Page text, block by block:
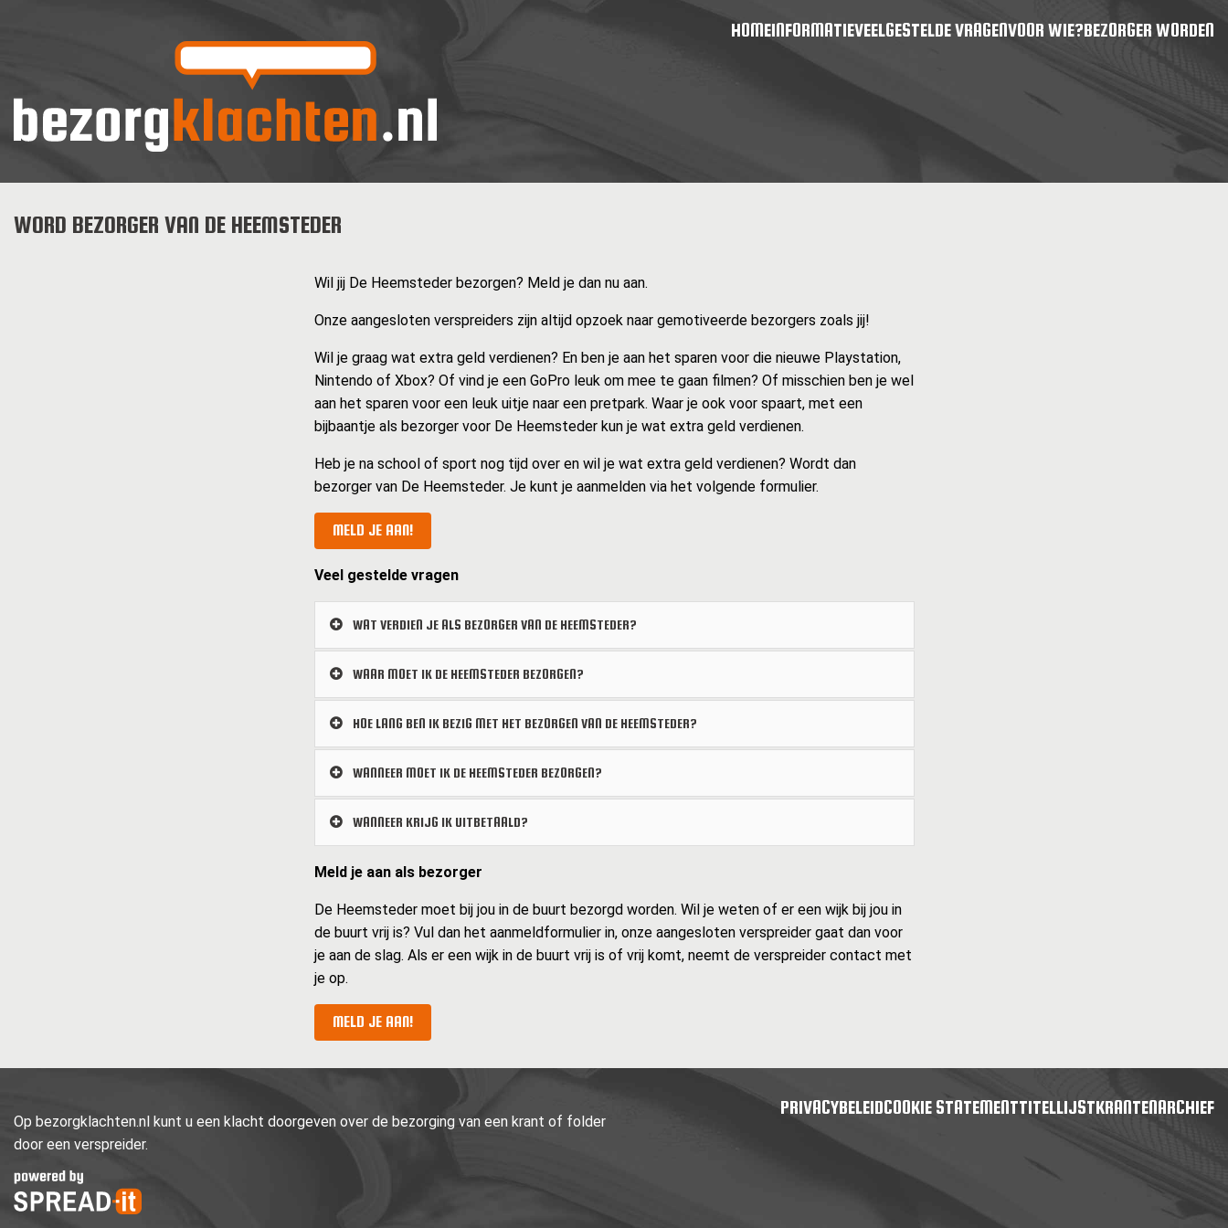
HOMEINFORMATIEVEELGESTELDE VRAGENVOOR WIE?BEZORGER WORDEN
WORD BEZORGER VAN DE HEEMSTEDER
Wil jij De Heemsteder bezorgen? Meld je dan nu aan.
Onze aangesloten verspreiders zijn altijd opzoek naar gemotiveerde bezorgers zoals jij!
Wil je graag wat extra geld verdienen? En ben je aan het sparen voor die nieuwe Playstation,
Nintendo of Xbox? Of vind je een GoPro leuk om mee te gaan filmen? Of misschien ben je wel
aan het sparen voor een leuk uitje naar een pretpark. Waar je ook voor spaart, met een
bijbaantje als bezorger voor De Heemsteder kun je wat extra geld verdienen.
Heb je na school of sport nog tijd over en wil je wat extra geld verdienen? Wordt dan
bezorger van De Heemsteder. Je kunt je aanmelden via het volgende formulier.
MELD JE AAN!
Veel gestelde vragen
WAT VERDIEN JE ALS BEZORGER VAN DE HEEMSTEDER?
WAAR MOET IK DE HEEMSTEDER BEZORGEN?
HOE LANG BEN IK BEZIG MET HET BEZORGEN VAN DE HEEMSTEDER?
WANNEER MOET IK DE HEEMSTEDER BEZORGEN?
WANNEER KRIJG IK UITBETAALD?
Meld je aan als bezorger
De Heemsteder moet bij jou in de buurt bezorgd worden. Wil je weten of er een wijk bij jou in
de buurt vrij is? Vul dan het aanmeldformulier in, onze aangesloten verspreider gaat dan voor
je aan de slag. Als er een wijk in de buurt vrij is of vrij komt, neemt de verspreider contact met
je op.
MELD JE AAN!
Op bezorgklachten.nl kunt u een klacht doorgeven over de bezorging van een krant of folder
door een verspreider.
PRIVACYBELEIDCOOKIE STATEMENTTITELLIJSTKRANTENARCHIEF